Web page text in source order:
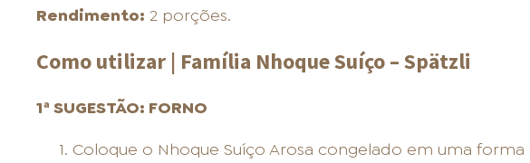
Rendimento: 2 porções.
Como utilizar | Família Nhoque Suíço – Spätzli
1ª SUGESTÃO: FORNO
Coloque o Nhoque Suíço Arosa congelado em uma